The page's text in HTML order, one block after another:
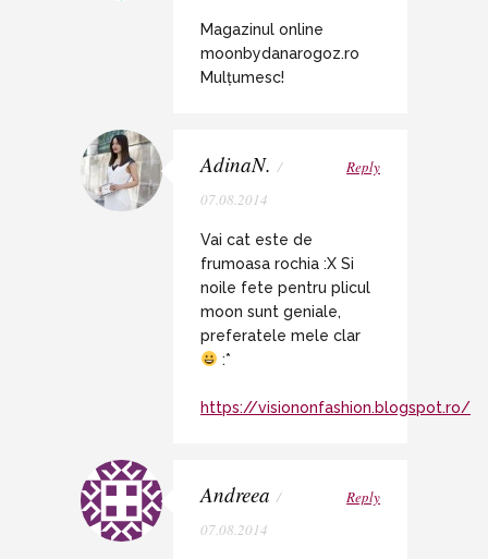
Magazinul online
moonbydanarogoz.ro
Mulțumesc!
AdinaN. /
07.08.2014
Reply
Vai cat este de
frumoasa rochia :X Si
noile fete pentru plicul
moon sunt geniale,
preferatele mele clar
:*
https://visiononfashion.blogspot.ro/
Andreea /
07.08.2014
Reply